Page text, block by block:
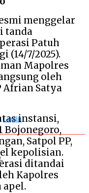
menggelar
tanda
Patuh
(14/7/2025).
Mapolres
oleh
Afrian Satya
instansi,
Bojonegoro,
Satpol PP,
kepolisian.
ditandai
Kapolres
apel.
Login